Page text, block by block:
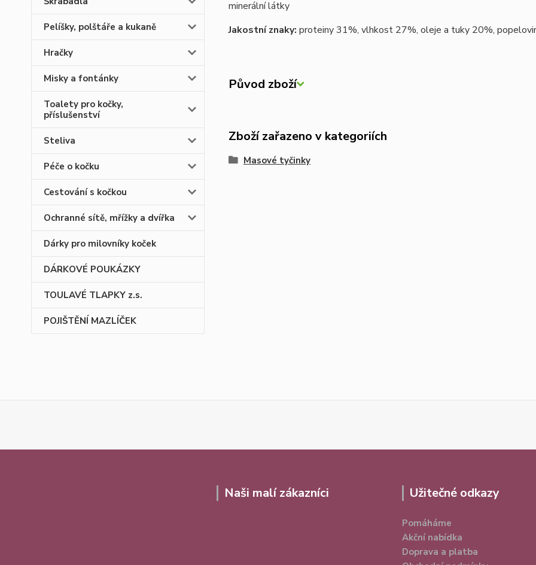
Pelíšky, polštáře a kukaně
Hračky
Misky a fontánky
Toalety pro kočky,
příslušenství
Steliva
Péče o kočku
Cestování s kočkou
Ochranné sítě, mřížky a dvířka
Dárky pro milovníky koček
DÁRKOVÉ POUKÁZKY
TOULAVÉ TLAPKY z.s.
POJIŠTĚNÍ MAZLÍČEK
minerální látky
Jakostní znaky: proteiny 31%, vlhkost 27%, oleje a tuky 20%,
Původ zboží
Zboží zařazeno v kategoriích
Masové tyčinky
Naši malí zákazníci Užitečné odkazy
Pomáháme
Akční nabídka
Doprava a platba